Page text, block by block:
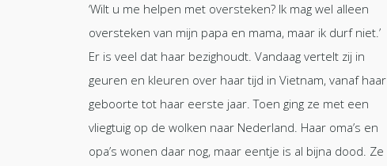
‘Wilt u me helpen met oversteken? Ik mag wel alleen
oversteken van mijn papa en mama, maar ik durf niet.’
Er is veel dat haar bezighoudt. Vandaag vertelt zij in
geuren en kleuren over haar tijd in Vietnam, vanaf haar
geboorte tot haar eerste jaar. Toen ging ze met een
vliegtuig op de wolken naar Nederland. Haar oma’s en
opa’s wonen daar nog, maar eentje is al bijna dood. Ze